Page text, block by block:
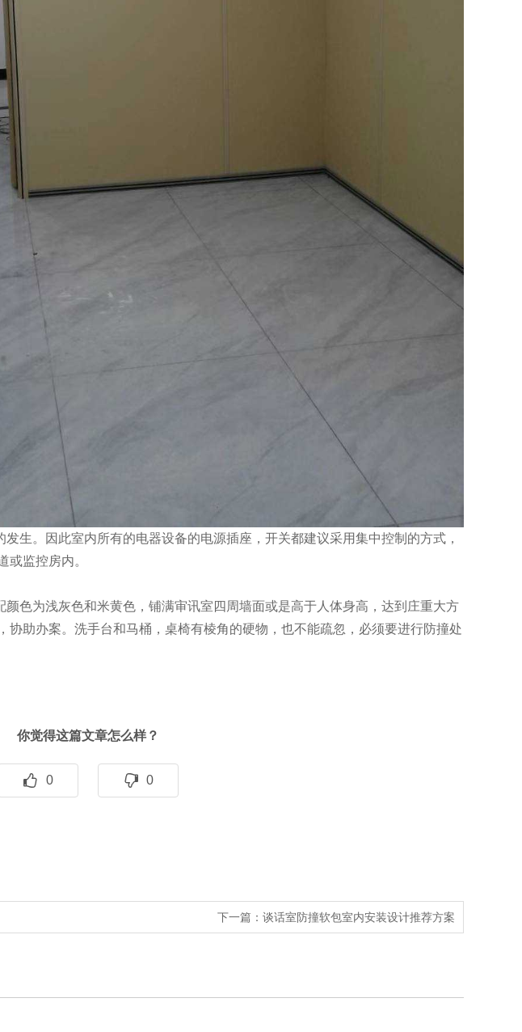
。因此室内所有的电器设备的电源插座，开关都建议采用集中控制的方式，
或监控房内。
色为浅灰色和米黄色，铺满审讯室四周墙面或是高于人体身高，达到庄重大方
协助办案。洗手台和马桶，桌椅有棱角的硬物，也不能疏忽，必须要进行防撞处
你觉得这篇文章怎么样？
0 0
下一篇： 谈话室防撞软包室内安装设计推荐方案